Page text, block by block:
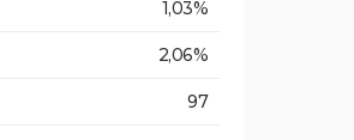
1,03%
2,06%
97